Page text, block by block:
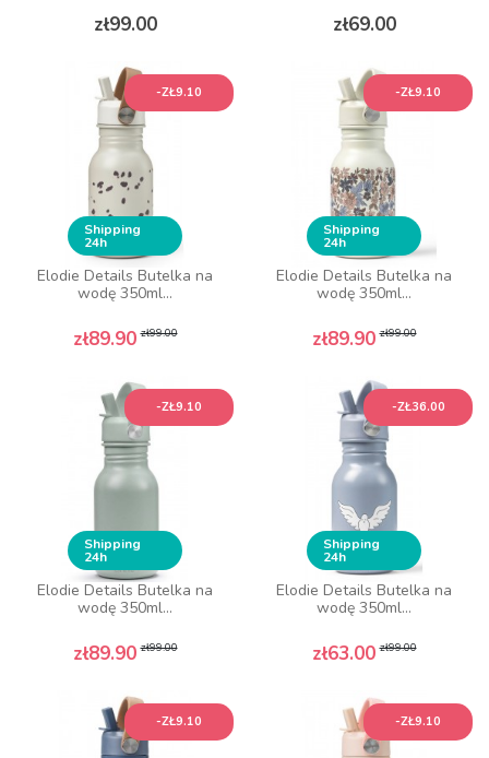
zł99.00
Price zł69.00
Price
Shipping
24h
Elodie Details Butelka na
wodę 350ml...
zł89.90Regular price
zł99.00
Price
-ZŁ9.10
Shipping
24h
Elodie Details Butelka na
wodę 350ml...
zł89.90Regular price
zł99.00
Price
-ZŁ9.10
Shipping
24h
Elodie Details Butelka na
wodę 350ml...
zł89.90Regular price
zł99.00
Price
-ZŁ9.10
Shipping
24h
Elodie Details Butelka na
wodę 350ml...
zł63.00Regular price
zł99.00
Price
-ZŁ36.00
-ZŁ9.10 -ZŁ9.10